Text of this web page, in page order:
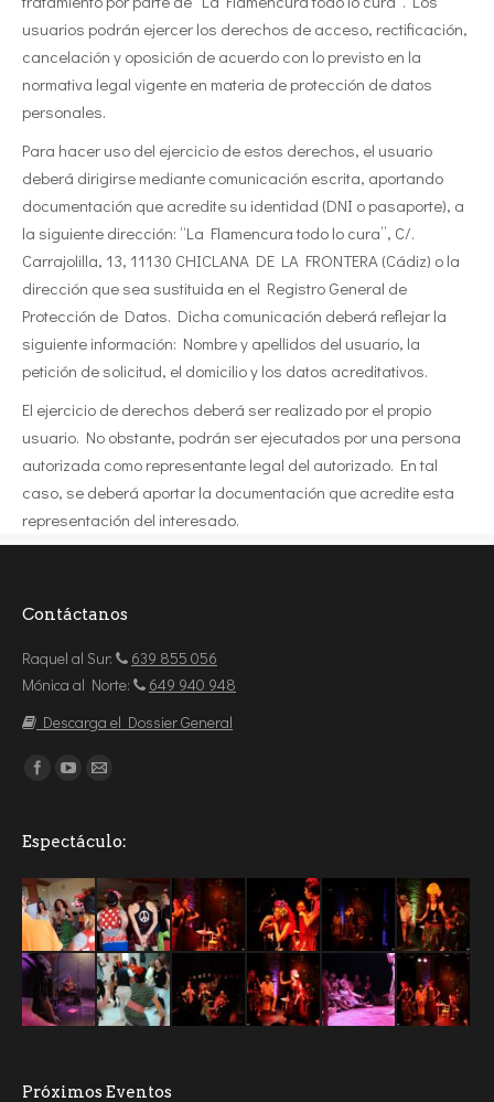
usuarios podrán ejercer los derechos de acceso, rectificación,
cancelación y oposición de acuerdo con lo previsto en la
normativa legal vigente en materia de protección de datos
personales.
Para hacer uso del ejercicio de estos derechos, el usuario
deberá dirigirse mediante comunicación escrita, aportando
documentación que acredite su identidad (DNI o pasaporte), a
la siguiente dirección: “La Flamencura todo lo cura”, C/.
Carrajolilla, 13, 11130 CHICLANA DE LA FRONTERA (Cádiz) o la
dirección que sea sustituida en el Registro General de
Protección de Datos. Dicha comunicación deberá reflejar la
siguiente información: Nombre y apellidos del usuario, la
petición de solicitud, el domicilio y los datos acreditativos.
El ejercicio de derechos deberá ser realizado por el propio
usuario. No obstante, podrán ser ejecutados por una persona
autorizada como representante legal del autorizado. En tal
caso, se deberá aportar la documentación que acredite esta
representación del interesado.
Contáctanos
Raquel al Sur:
639 855 056
Mónica al Norte:
649 940 948
Descarga el Dossier General
Encuéntranos en:
Espectáculo:
Próximos Eventos